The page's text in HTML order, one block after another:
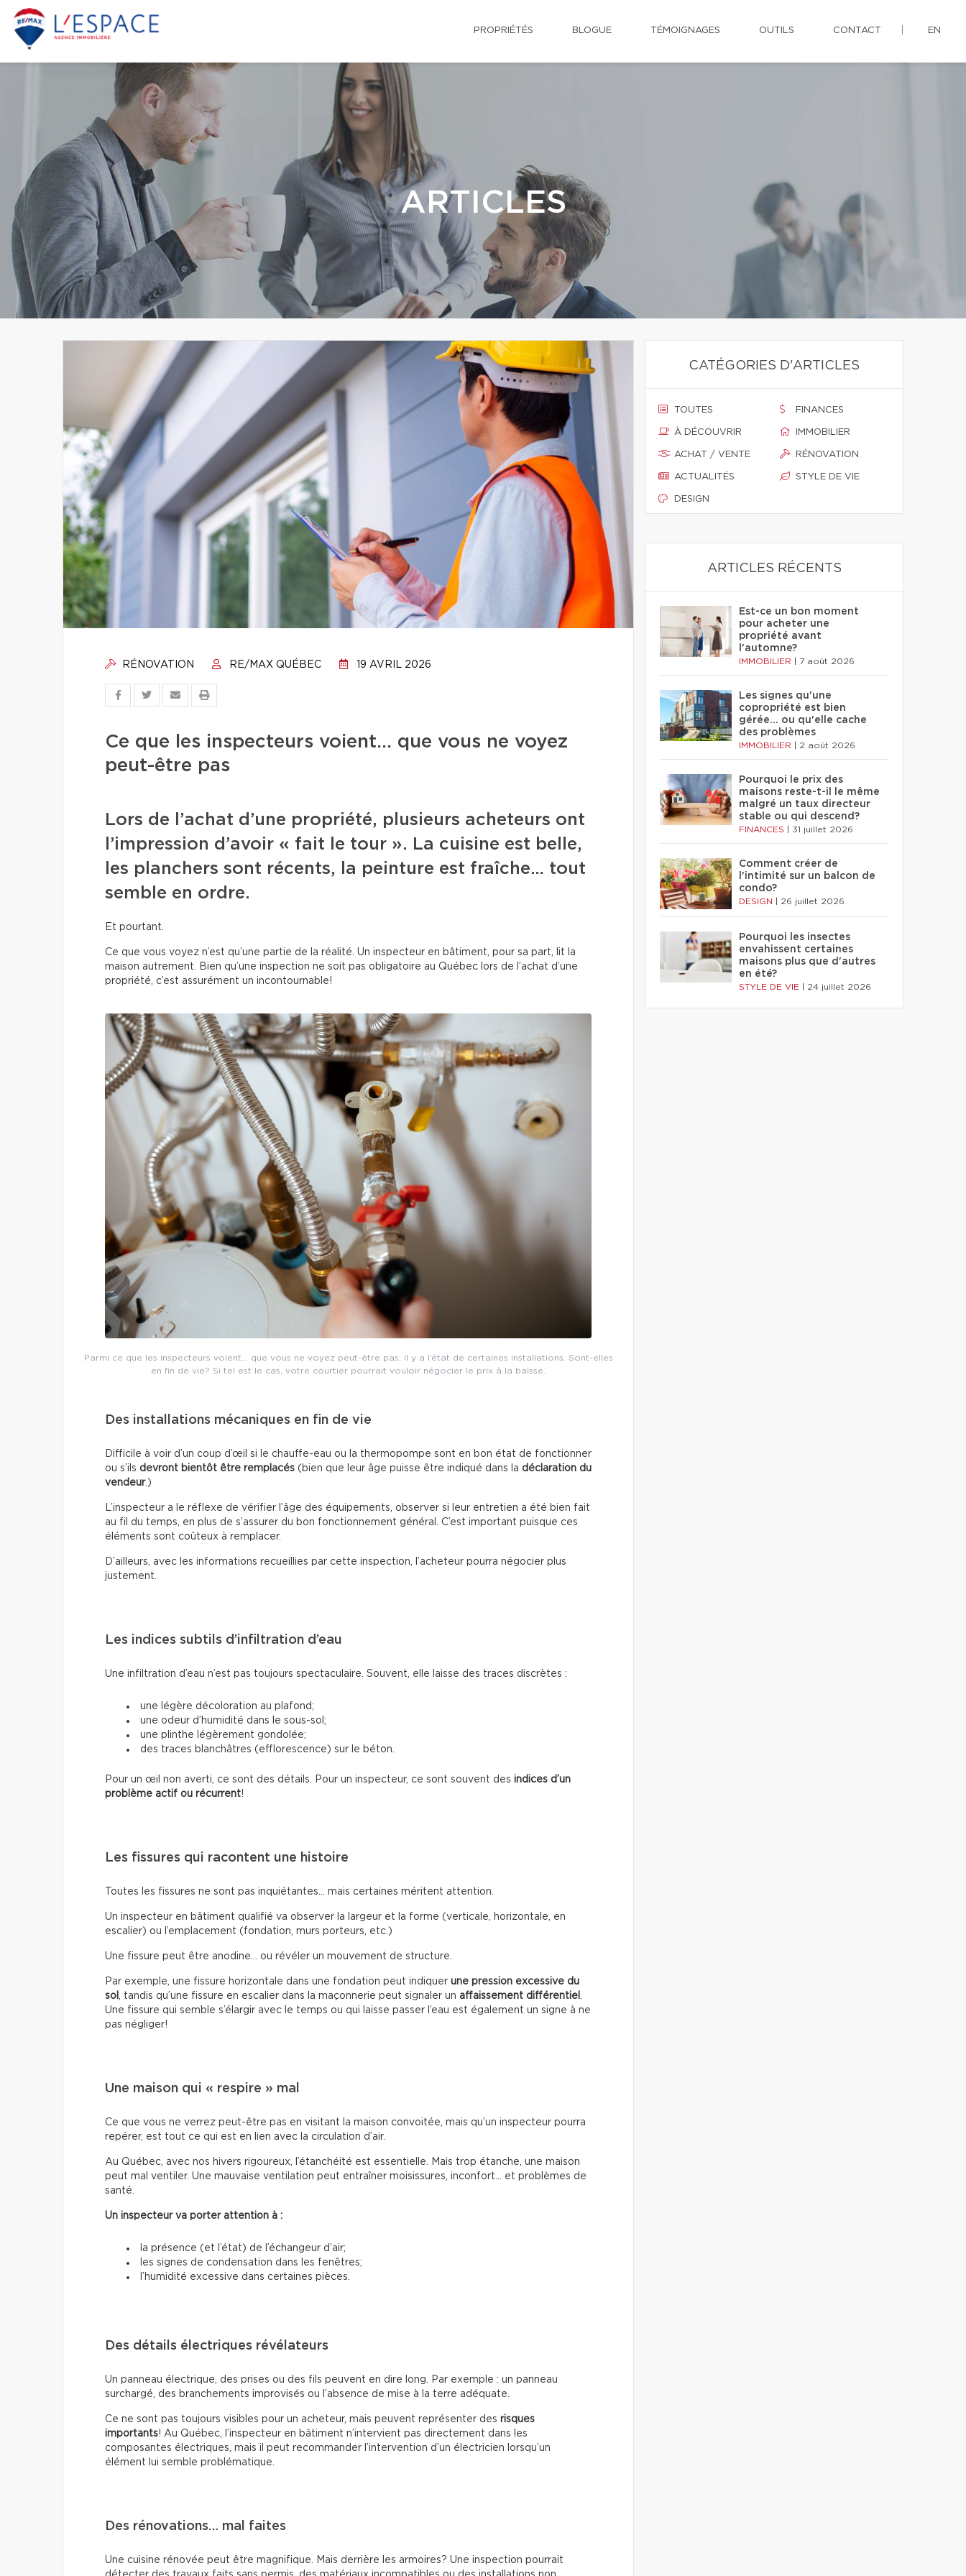
PROPRIÉTÉS BLOGUE TÉMOIGNAGES OUTILS CONTACT EN
ARTICLES
RÉNOVATION RE/MAX QUÉBEC 19 AVRIL 2026
Ce que les inspecteurs voient… que vous ne voyez
peut-être pas
Lors de l’achat d’une propriété, plusieurs acheteurs ont
l’impression d’avoir « fait le tour ». La cuisine est belle,
les planchers sont récents, la peinture est fraîche… tout
semble en ordre.
Et pourtant.
Ce que vous voyez n’est qu’une partie de la réalité. Un inspecteur en bâtiment, pour sa part, lit la
maison autrement. Bien qu’une inspection ne soit pas obligatoire au Québec lors de l’achat d’une
propriété, c’est assurément un incontournable!
Parmi ce que les inspecteurs voient… que vous ne voyez peut-être pas, il y a l’état de certaines installations. Sont-elles
en fin de vie? Si tel est le cas, votre courtier pourrait vouloir négocier le prix à la baisse.
Des installations mécaniques en fin de vie
Difficile à voir d’un coup d’œil si le chauffe-eau ou la thermopompe sont en bon état de fonctionner
ou s’ils devront bientôt être remplacés (bien que leur âge puisse être indiqué dans la déclaration du
vendeur.)
L’inspecteur a le réflexe de vérifier l’âge des équipements, observer si leur entretien a été bien fait
au fil du temps, en plus de s’assurer du bon fonctionnement général. C’est important puisque ces
éléments sont coûteux à remplacer.
D’ailleurs, avec les informations recueillies par cette inspection, l’acheteur pourra négocier plus
justement.
Les indices subtils d’infiltration d’eau
Une infiltration d’eau n’est pas toujours spectaculaire. Souvent, elle laisse des traces discrètes :
une légère décoloration au plafond;
une odeur d’humidité dans le sous-sol;
une plinthe légèrement gondolée;
des traces blanchâtres (efflorescence) sur le béton.
Pour un œil non averti, ce sont des détails. Pour un inspecteur, ce sont souvent des indices d’un
problème actif ou récurrent!
Les fissures qui racontent une histoire
Toutes les fissures ne sont pas inquiétantes… mais certaines méritent attention.
Un inspecteur en bâtiment qualifié va observer la largeur et la forme (verticale, horizontale, en
escalier) ou l’emplacement (fondation, murs porteurs, etc.)
Une fissure peut être anodine… ou révéler un mouvement de structure.
Par exemple, une fissure horizontale dans une fondation peut indiquer une pression excessive du
sol
, tandis qu’une fissure en escalier dans la maçonnerie peut signaler un affaissement différentiel
Une fissure qui semble s’élargir avec le temps ou qui laisse passer l’eau est également un signe à ne
pas négliger!
Une maison qui « respire » mal
Ce que vous ne verrez peut-être pas en visitant la maison convoitée, mais qu’un inspecteur pourra
repérer, est tout ce qui est en lien avec la circulation d’air.
Au Québec, avec nos hivers rigoureux, l’étanchéité est essentielle. Mais trop étanche, une maison
peut mal ventiler. Une mauvaise ventilation peut entraîner moisissures, inconfort… et problèmes de
santé.
Un inspecteur va porter attention à :
la présence (et l’état) de l’échangeur d’air;
les signes de condensation dans les fenêtres;
l’humidité excessive dans certaines pièces.
Des détails électriques révélateurs
Un panneau électrique, des prises ou des fils peuvent en dire long. Par exemple : un panneau
surchargé, des branchements improvisés ou l’absence de mise à la terre adéquate.
Ce ne sont pas toujours visibles pour un acheteur, mais peuvent représenter des risques
importants! Au Québec, l’inspecteur en bâtiment n’intervient pas directement dans les
composantes électriques, mais il peut recommander l’intervention d’un électricien lorsqu’un
élément lui semble problématique.
Des rénovations… mal faites
Une cuisine rénovée peut être magnifique. Mais derrière les armoires? Une inspection pourrait
CATÉGORIES D'ARTICLES
TOUTES
À DÉCOUVRIR
ACHAT / VENTE
ACTUALITÉS
DESIGN
FINANCES
IMMOBILIER
RÉNOVATION
STYLE DE VIE
ARTICLES RÉCENTS
Est-ce un bon moment
pour acheter une
propriété avant
l'automne?
IMMOBILIER 7 août 2026
Les signes qu'une
copropriété est bien
gérée… ou qu'elle cache
des problèmes
IMMOBILIER 2 août 2026
Pourquoi le prix des
maisons reste-t-il le même
malgré un taux directeur
stable ou qui descend?
FINANCES 31 juillet 2026
Comment créer de
l'intimité sur un balcon de
condo?
DESIGN 26 juillet 2026
Pourquoi les insectes
envahissent certaines
maisons plus que d'autres
en été?
STYLE DE VIE 24 juillet 2026